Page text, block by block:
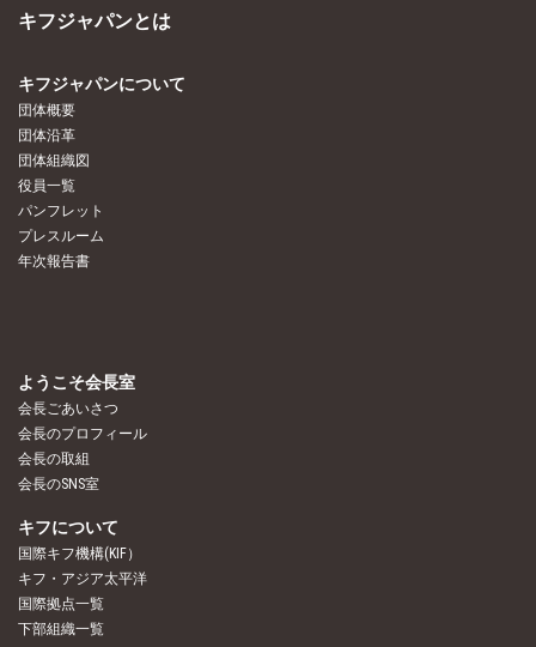
キフジャパンとは
キフジャパンについて
団体概要
団体沿革
団体組織図
役員一覧
パンフレット
プレスルーム
年次報告書
ようこそ会長室
会長ごあいさつ
会長のプロフィール
会長の取組
会長のSNS室
キフについて
国際キフ機構(KIF）
キフ・アジア太平洋
国際拠点一覧
下部組織一覧